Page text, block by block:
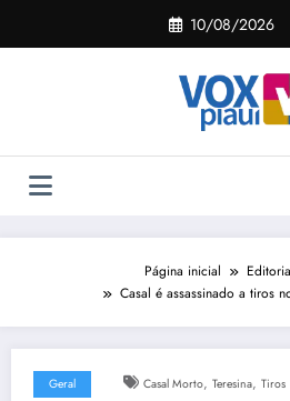
o
10/08/2026
Página inicial
Casal é assassinado a tiros
Geral Casal Morto, Teresina, Tiros